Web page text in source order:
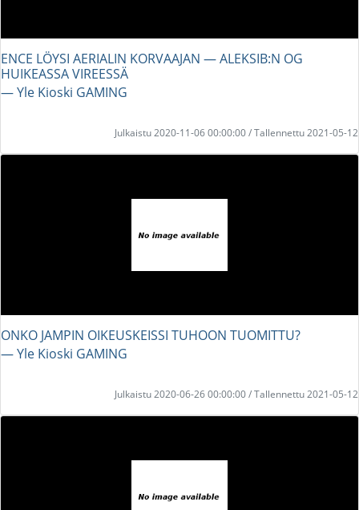
ENCE LÖYSI AERIALIN KORVAAJAN — ALEKSIB:N OG
HUIKEASSA VIREESSÄ
― Yle Kioski GAMING
Julkaistu 2020-11-06 00:00:00 / Tallennettu 2021-05-12
ONKO JAMPIN OIKEUSKEISSI TUHOON TUOMITTU?
― Yle Kioski GAMING
Julkaistu 2020-06-26 00:00:00 / Tallennettu 2021-05-12